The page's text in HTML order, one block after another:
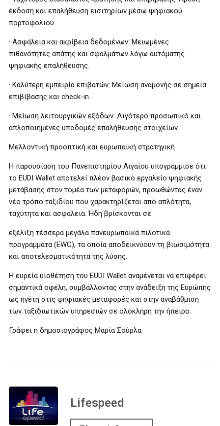
έκδοση και επαλήθευση εισιτηρίων μέσω ψηφιακού
πορτοφολιού.
· Ασφάλεια και ακρίβεια δεδομένων: Μειωμένες
πιθανότητες απάτης και σφαλμάτων λόγω αυτόματης
ψηφιακής επαλήθευσης.
· Καλύτερη εμπειρία επιβατών: Μείωση αναμονής σε σημεία
επιβίβασης και check-in.
· Μείωση λειτουργικών εξόδων: Λιγότερο προσωπικό και
απλοποιημένες υποδομές επαλήθευσης στοιχείων.
Μελλοντική προοπτική και ευρωπαϊκή στρατηγική
Η παρουσίαση του Πανεπιστημίου Αιγαίου υπογράμμισε ότι
το EUDI Wallet αποτελεί πλέον βασικό εργαλείο ψηφιακής
μετάβασης στον τομέα των μεταφορών, προωθώντας έναν
νέο τρόπο ταξιδίου που χαρακτηρίζεται από απλότητα,
ταχύτητα και ασφάλεια. Ήδη βρίσκονται σε
εξέλιξη τέσσερα μεγάλα πανευρωπαϊκά πιλοτικά
προγράμματα (EWC), τα οποία αποδεικνύουν τη βιωσιμότητα
και αποτελεσματικότητα της λύσης.
Η ευρεία υιοθέτηση του EUDI Wallet αναμένεται να επιφέρει
σημαντικά οφέλη, συμβάλλοντας στην ανάδειξη της Ευρώπης
ως ηγέτη στις ψηφιακές μεταφορές και στην αναβάθμιση
των ταξιδιωτικών υπηρεσιών σε ολόκληρη την ήπειρο.
Γράφει η δημοσιογράφος Μαρία Σούρλα
Lifespeed